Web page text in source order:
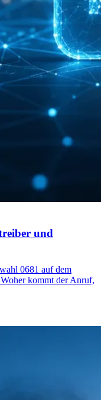
und
0681 auf dem
kommt der Anruf,